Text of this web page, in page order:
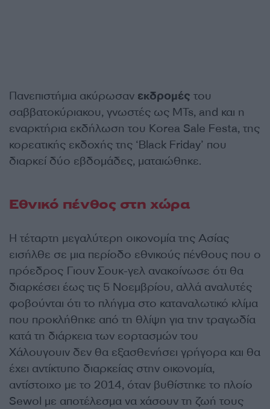
Πανεπιστήμια ακύρωσαν εκδρομές του
σαββατοκύριακου, γνωστές ως MTs, and και η
εναρκτήρια εκδήλωση του Korea Sale Festa, της
κορεατικής εκδοχής της ‘Black Friday’ που
διαρκεί δύο εβδομάδες, ματαιώθηκε.
Εθνικό πένθος στη χώρα
Η τέταρτη μεγαλύτερη οικονομία της Ασίας
εισήλθε σε μια περίοδο εθνικούς πένθους που ο
πρόεδρος Γιουν Σουκ-γελ ανακοίνωσε ότι θα
διαρκέσει έως τις 5 Νοεμβρίου, αλλά αναλυτές
φοβούνται ότι το πλήγμα στο καταναλωτικό κλίμα
που προκλήθηκε από τη θλίψη για την τραγωδία
κατά τη διάρκεια των εορτασμών του
Χάλουγουιν δεν θα εξασθενήσει γρήγορα και θα
έχει αντίκτυπο διαρκείας στην οικονομία,
αντίστοιχο με το 2014, όταν βυθίστηκε το πλοίο
Sewol με αποτέλεσμα να χάσουν τη ζωή τους